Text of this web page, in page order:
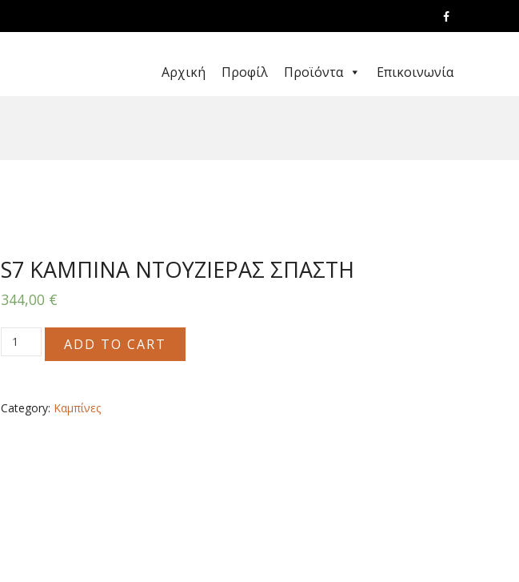
Αρχική Προφίλ Προϊόντα Επικοινωνία
S7 ΚΑΜΠΙΝΑ ΝΤΟΥΖΙΕΡΑΣ ΣΠΑΣΤΗ
344,00 €
S7
ΚΑΜΠΙΝΑ
quantity
ADD TO CART
Category: Καμπίνες